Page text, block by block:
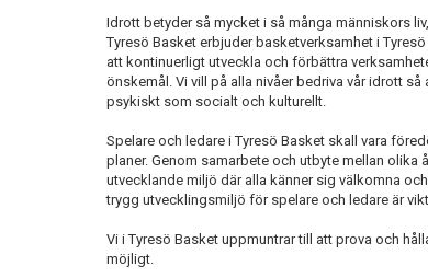
Idrott betyder så mycket i så många människors
Tyresö Basket erbjuder basketverksamhet i
att kontinuerligt utveckla och förbättra
önskemål. Vi vill på alla nivåer bedriva vår idrott
psykiskt som socialt och kulturellt.
Spelare och ledare i Tyresö Basket skall vara
planer. Genom samarbete och utbyte mellan
utvecklande miljö där alla känner sig välkomna
trygg utvecklingsmiljö för spelare och ledare är
Vi i Tyresö Basket uppmuntrar till att prova och
möjligt.